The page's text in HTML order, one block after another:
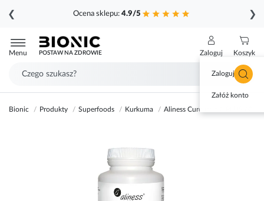
Ocena sklepu: 4.9/5
❮ ❯
do
treści
Menu POSTAW NA ZDROWIE Zaloguj
Zaloguj się
Załóż konto
Koszyk
Bionic Produkty Superfoods Kurkuma Aliness Curcumin 3 PLUS 60